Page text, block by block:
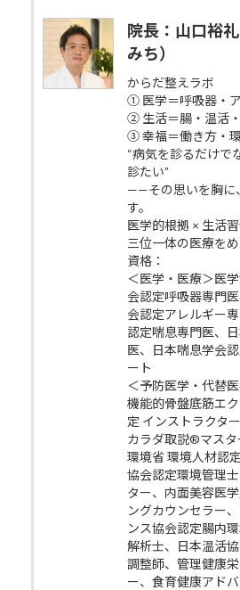
院長：山口裕
みち）
からだ整えラボ
① 医学＝呼吸器・
② 生活＝腸・温活
③ 幸福＝働き方・
“病気を診るだけで
診たい”
——その思いを胸に
す。
医学的根拠 × 生活
三位一体の医療をめ
資格：
＜医学・医療＞医
会認定呼吸器専門
会認定アレルギー
認定喘息専門医、
医、日本喘息学会
ート
＜予防医学・代替
機能的骨盤底筋エ
定 インストラクタ
カラダ取説®マス
環境省 環境人材認
協会認定環境管理
ター、内面美容医
ングカウンセラー
ンス協会認定腸内
解析士、日本温活
調整師、管理健康
ー、食育健康アド